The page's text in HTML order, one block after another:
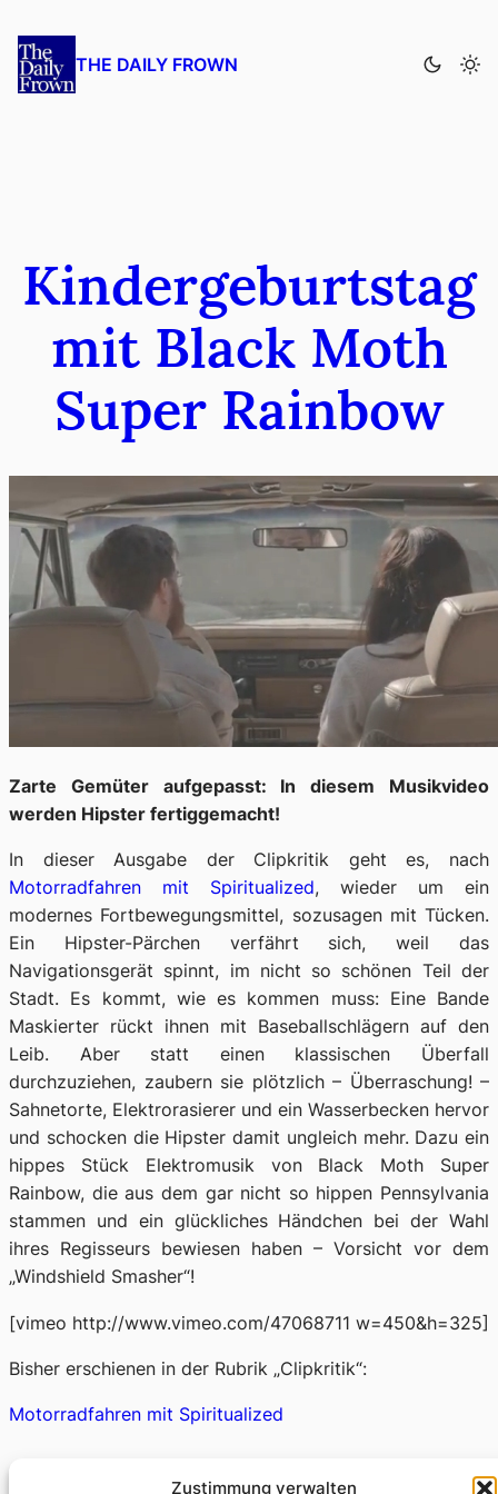
Zustimmung verwalten
Inhalt
springen
THE DAILY FROWN
Kindergeburtstag
mit Black Moth
Super Rainbow
Zarte Gemüter aufgepasst: In diesem Musikvideo
werden Hipster fertiggemacht!
In dieser Ausgabe der Clipkritik geht es, nach
Motorradfahren mit Spiritualized, wieder um ein
modernes Fortbewegungsmittel, sozusagen mit Tücken.
Ein Hipster-Pärchen verfährt sich, weil das
Navigationsgerät spinnt, im nicht so schönen Teil der
Stadt. Es kommt, wie es kommen muss: Eine Bande
Maskierter rückt ihnen mit Baseballschlägern auf den
Leib. Aber statt einen klassischen Überfall
durchzuziehen, zaubern sie plötzlich – Überraschung! –
Sahnetorte, Elektrorasierer und ein Wasserbecken hervor
und schocken die Hipster damit ungleich mehr. Dazu ein
hippes Stück Elektromusik von Black Moth Super
Rainbow, die aus dem gar nicht so hippen Pennsylvania
stammen und ein glückliches Händchen bei der Wahl
ihres Regisseurs bewiesen haben – Vorsicht vor dem
„Windshield Smasher“!
[vimeo http://www.vimeo.com/47068711 w=450&h=325]
Bisher erschienen in der Rubrik „Clipkritik“:
Motorradfahren mit Spiritualized